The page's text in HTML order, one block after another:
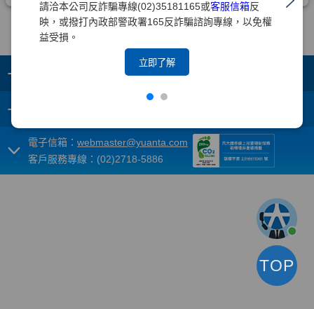
請洽本公司反詐騙專線(02)35181165或客服信箱反
映，或撥打內政部警政署165反詐騙諮詢專線，以免權
益受損。
立即了解
+
+
電子信箱： webmaster@yuanta.com
客戶服務專線：(02)2718-5886
TOP